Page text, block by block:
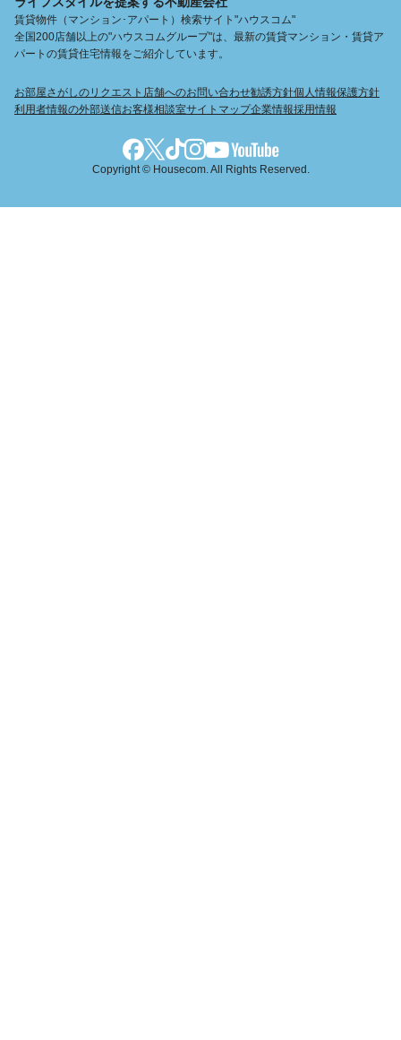
賃貸物件（マンション･アパート）検索サイト"ハウスコム"
全国200店舗以上の"ハウスコムグループ"は、最新の賃貸マンション・賃貸ア
パートの賃貸住宅情報をご紹介しています。
お部屋さがしのリクエスト 店舗へのお問い合わせ勧誘方針個人情報保護方針
利用者情報の外部送信お客様相談室サイトマップ企業情報採用情報
Copyright © Housecom. All Rights Reserved.